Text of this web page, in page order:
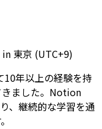
in 東京 (UTC+9)
年以上の経験を持
きました。Notion
、継続的な学習を通